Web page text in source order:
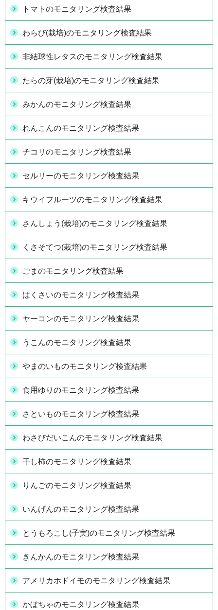
トマトのモニタリング検査結果
わらび(栽培)のモニタリング検査結果
非結球性レタスのモニタリング検査結果
たらの芽(栽培)のモニタリング検査結果
みかんのモニタリング検査結果
れんこんのモニタリング検査結果
チコリのモニタリング検査結果
セルリーのモニタリング検査結果
キウイフルーツのモニタリング検査結果
さんしょう(栽培)のモニタリング検査結果
くさそてつ(栽培)のモニタリング検査結果
ごまのモニタリング検査結果
はくさいのモニタリング検査結果
ヤーコンのモニタリング検査結果
うこんのモニタリング検査結果
やまのいものモニタリング検査結果
食用ゆりのモニタリング検査結果
さといものモニタリング検査結果
わさびだいこんのモニタリング検査結果
干し柿のモニタリング検査結果
りんごのモニタリング検査結果
いんげんのモニタリング検査結果
とうもろこし(子実)のモニタリング検査結果
きんかんのモニタリング検査結果
アメリカホドイモのモニタリング検査結果
かぼちゃのモニタリング検査結果